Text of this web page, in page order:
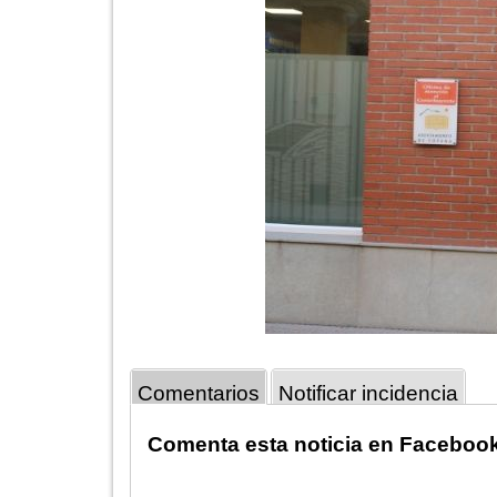
Comentarios Notificar incidencia
Comenta esta noticia en